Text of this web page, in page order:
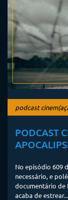
podcast
PODCAST
No episódio 609
necessário, e
documentário de
acaba de estrear...